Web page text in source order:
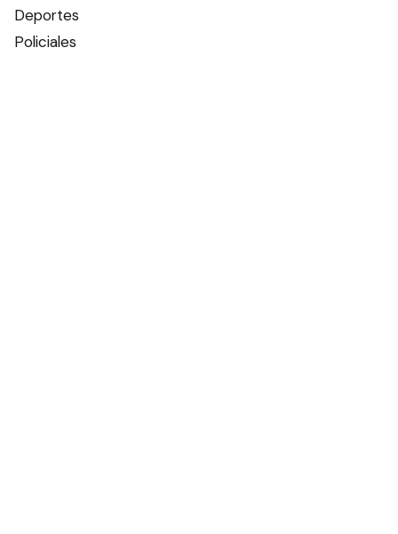
Deportes
Policiales